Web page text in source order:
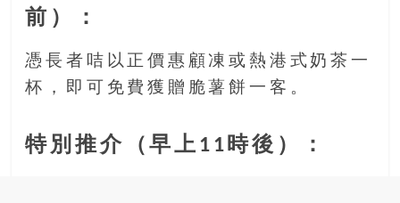
前）：
憑長者咭以正價惠顧凍或熱港式奶茶一
杯，即可免費獲贈脆薯餅一客。
特別推介（早上11時後）：